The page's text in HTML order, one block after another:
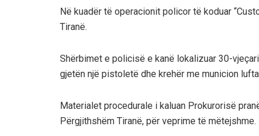
Në kuadër të operacionit policor të koduar
Tiranë.
Shërbimet e policisë e kanë lokalizuar 30-
gjetën një pistoletë dhe krehër me municion
Materialet procedurale i kaluan Prokurorisë
Përgjithshëm Tiranë, për veprime të mëtejshme.